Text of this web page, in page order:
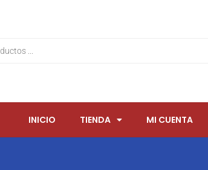
INICIO TIENDA MI CUENTA